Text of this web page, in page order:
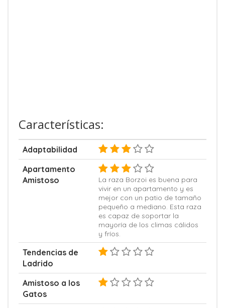
Características:
Adaptabilidad
Apartamento
Amistoso
La raza Borzoi es buena para
vivir en un apartamento y es
mejor con un patio de tamaño
pequeño a mediano. Esta raza
es capaz de soportar la
mayoría de los climas cálidos
y fríos.
Tendencias de
Ladrido
Amistoso a los
Gatos